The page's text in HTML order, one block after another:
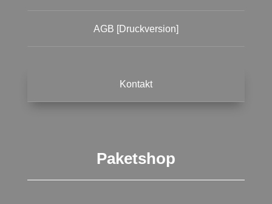
AGB [Druckversion]
Kontakt
Paketshop